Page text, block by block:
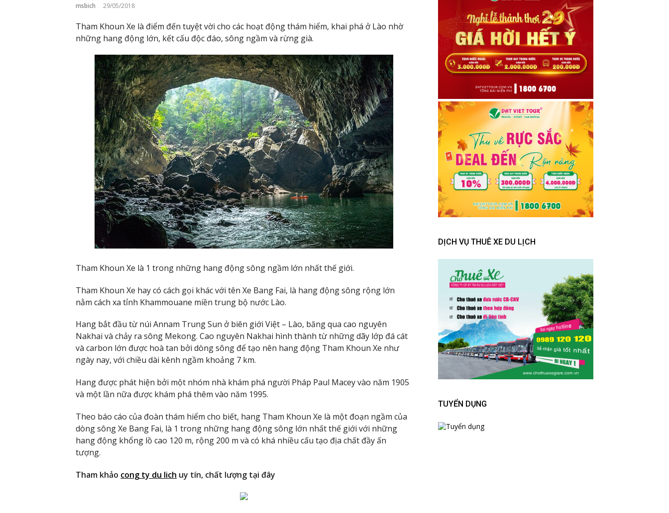
msbich 29/05/2018
Tham Khoun Xe là điểm đến tuyệt vời cho các hoạt động thám hiểm, khai phá ở Lào nhờ
những hang động lớn, kết cấu độc đáo, sông ngầm và rừng già.
Tham Khoun Xe là 1 trong những hang động sông ngầm lớn nhất thế giới.
Tham Khoun Xe hay có cách gọi khác với tên Xe Bang Fai, là hang động sông rộng lớn
nằm cách xa tỉnh Khammouane miền trung bộ nước Lào.
Hang bắt đầu từ núi Annam Trung Sun ở biên giới Việt – Lào, băng qua cao nguyên
Nakhai và chảy ra sông Mekong. Cao nguyên Nakhai hình thành từ những dãy lớp đá cát
và carbon lớn được hoà tan bởi dòng sông để tạo nên hang động Tham Khoun Xe như
ngày nay, với chiều dài kênh ngầm khoảng 7 km.
Hang được phát hiện bởi một nhóm nhà khám phá người Pháp Paul Macey vào năm 1905
và một lần nữa được khám phá thêm vào năm 1995.
Theo báo cáo của đoàn thám hiểm cho biết, hang Tham Khoun Xe là một đoạn ngầm của
dòng sông Xe Bang Fai, là 1 trong những hang động sông lớn nhất thế giới với những
hang động khổng lồ cao 120 m, rộng 200 m và có khá nhiều cấu tạo địa chất đầy ấn
tượng.
Tham khảo cong ty du lich uy tín, chất lượng tại đây
DỊCH VỤ THUÊ XE DU LỊCH
TUYỂN DỤNG